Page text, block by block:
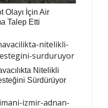
Olayı İçin Air
Talep Etti
Nitelikli
Sürdürüyor